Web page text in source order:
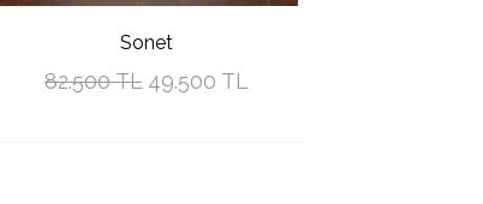
Sonet
82.500 TL49.500 TL